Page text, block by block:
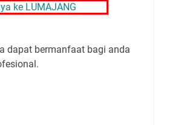
ke LUMAJANG
dapat bermanfaat bagi anda